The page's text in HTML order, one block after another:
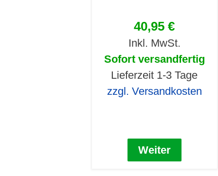
40,95 €
Inkl. MwSt.
Sofort versandfertig
Lieferzeit 1-3 Tage
zzgl. Versandkosten
Weiter